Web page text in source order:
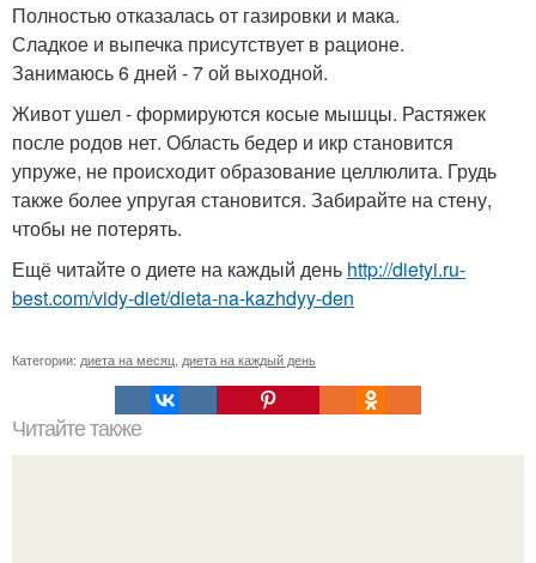
Полностью отказалась от газировки и мака.
Сладкое и выпечка присутствует в рационе.
Занимаюсь 6 дней - 7 ой выходной.
Живот ушел - формируются косые мышцы. Растяжек
после родов нет. Область бедер и икр становится
упруже, не происходит образование целлюлита. Грудь
также более упругая становится. Забирайте на стену,
чтобы не потерять.
Ещё читайте о диете на каждый день http://dietyi.ru-
best.com/vidy-diet/dieta-na-kazhdyy-den
Категории: диета на месяц диета на каждый день
Читайте также